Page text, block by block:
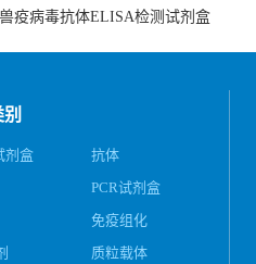
疫病毒抗体ELISA检测试剂盒
剂盒
抗体
PCR试剂盒
免疫组化
质粒载体